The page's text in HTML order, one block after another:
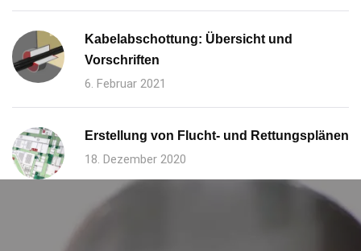
Kabelabschottung: Übersicht und
Vorschriften
6. Februar 2021
Erstellung von Flucht- und Rettungsplänen
18. Dezember 2020